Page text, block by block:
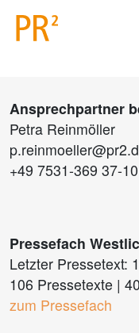
Ansprechpartner
Petra Reinmöller
+49 7531-369 37-10
Pressefach
Letzter Pressetext:
106 Pressetexte |
zum Pressefach